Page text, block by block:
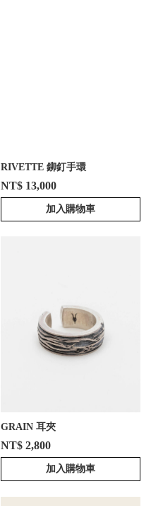
RIVETTE 鉚釘手環
NT$ 13,000
加入購物車
GRAIN 耳夾
NT$ 2,800
加入購物車